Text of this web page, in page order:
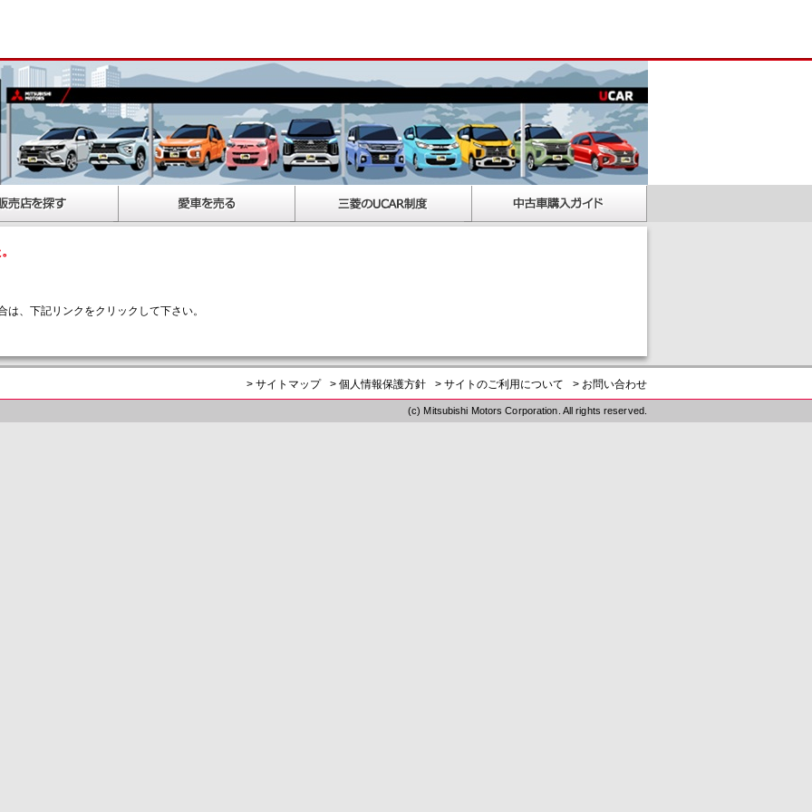
、下記リンクをクリックして下さい。
> サイトマップ > 個人情報保護方針 > サイトのご利用について > お問い合わせ
(c) Mitsubishi Motors Corporation. All rights reserved.